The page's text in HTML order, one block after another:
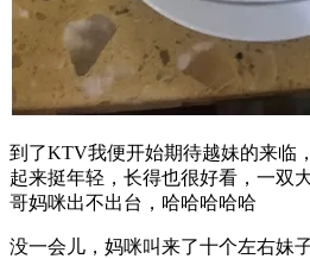
到了KTV我便开始期待越妹的来临
起来挺年轻，长得也很好看，一双
哥妈咪出不出台，哈哈哈哈哈
没一会儿，妈咪叫来了十个左右妹